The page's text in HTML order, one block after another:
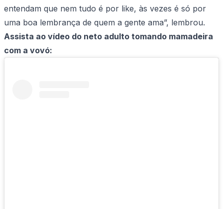
entendam que nem tudo é por like, às vezes é só por
uma boa lembrança de quem a gente ama”, lembrou.
Assista ao vídeo do neto adulto tomando mamadeira
com a vovó: